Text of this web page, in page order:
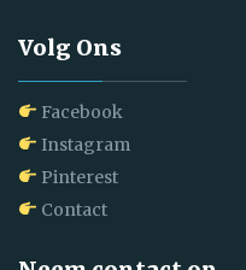
Volg Ons
Facebook
Instagram
Pinterest
Contact